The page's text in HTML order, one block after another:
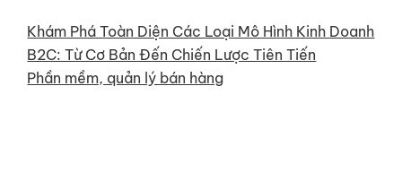
Khám Phá Toàn Diện Các Loại Mô Hình Kinh Doanh
B2C: Từ Cơ Bản Đến Chiến Lược Tiên Tiến
Phần mềm, quản lý bán hàng